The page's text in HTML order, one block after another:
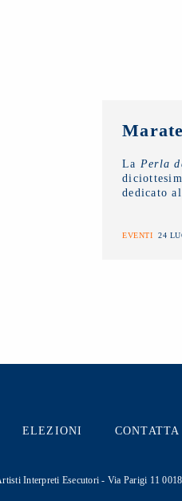
La Perla
dedicato
Fino a
EVENTI 24
ELEZIONI
Interpreti Esecutori - Via Parigi 11